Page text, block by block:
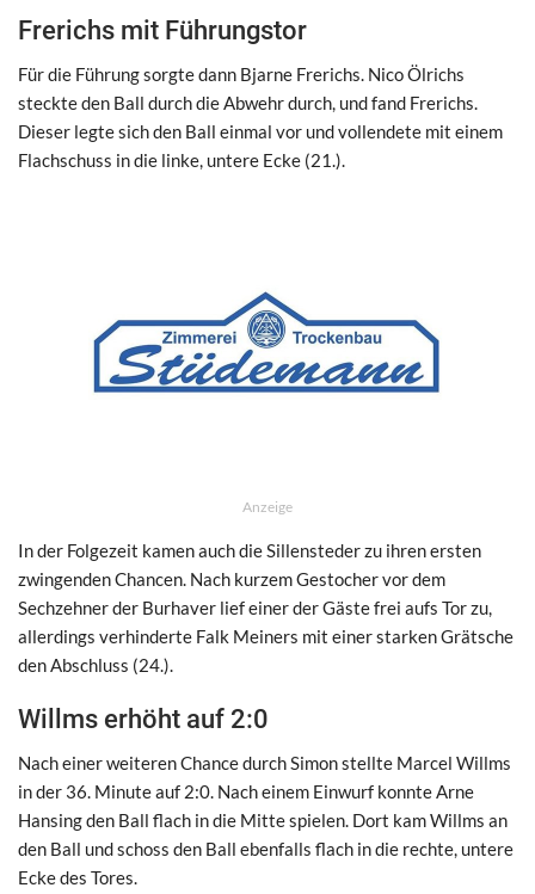
Frerichs mit Führungstor
Für die Führung sorgte dann Bjarne Frerichs. Nico Ölrichs
steckte den Ball durch die Abwehr durch, und fand Frerichs.
Dieser legte sich den Ball einmal vor und vollendete mit einem
Flachschuss in die linke, untere Ecke (21.).
Anzeige
In der Folgezeit kamen auch die Sillensteder zu ihren ersten
zwingenden Chancen. Nach kurzem Gestocher vor dem
Sechzehner der Burhaver lief einer der Gäste frei aufs Tor zu,
allerdings verhinderte Falk Meiners mit einer starken Grätsche
den Abschluss (24.).
Willms erhöht auf 2:0
Nach einer weiteren Chance durch Simon stellte Marcel Willms
in der 36. Minute auf 2:0. Nach einem Einwurf konnte Arne
Hansing den Ball flach in die Mitte spielen. Dort kam Willms an
den Ball und schoss den Ball ebenfalls flach in die rechte, untere
Ecke des Tores.